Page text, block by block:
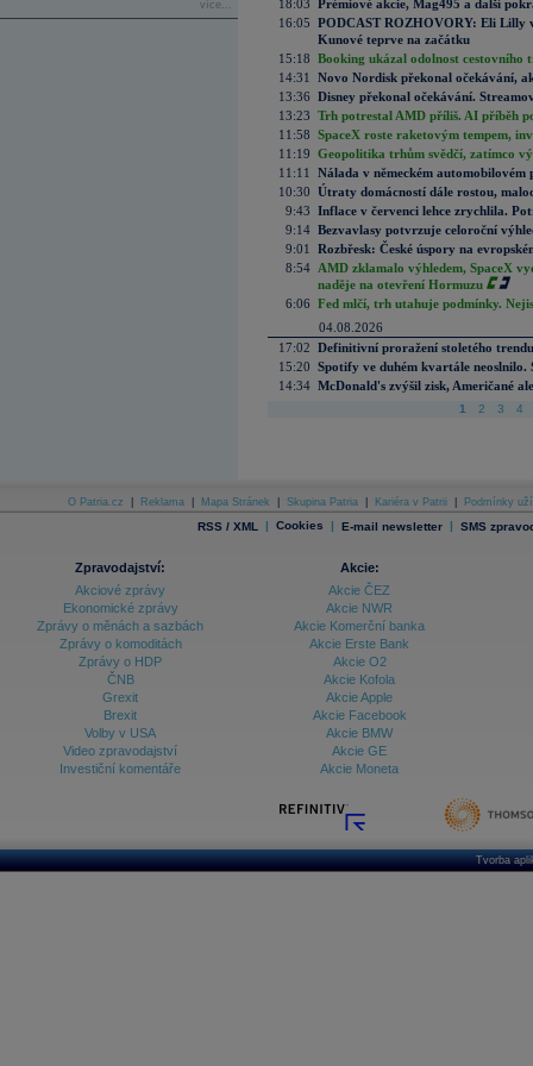
více...
18:03 Prémiové akcie, Mag495 a další
16:05 PODCAST ROZHOVORY: Eli Lilly
Kunové teprve na začátku
15:18 Booking ukázal odolnost cestovního
14:31
Novo Nordisk překonal očekávání,
13:36 Disney překonal očekávání.
13:23 Trh potrestal AMD příliš. AI příběh
11:58 SpaceX roste raketovým tempem,
11:19 Geopolitika trhům svědčí, zatímco
11:11
Nálada v německém automobilovém
10:30 Útraty domácností dále rostou,
9:43 Inflace v červenci lehce zrychlila.
9:14 Bezvavlasy potvrzuje celoroční
9:01
Rozbřesk: České úspory na
8:54 AMD zklamalo výhledem, SpaceX
naděje na otevření Hormuzu
6:06 Fed mlčí, trh utahuje podmínky.
04.08.2026
17:02 Definitivní proražení stoletého
15:20 Spotify ve duhém kvartále neoslnilo.
14:34 McDonald's zvýšil zisk, Američané
1 2 3 4
O Patria.cz Reklama Mapa Stránek Skupina Patria Kariéra v Patrii Podmínky
RSS / XML | Cookies | E-mail newsletter | SMS
Zpravodajství:
Akciové zprávy
Ekonomické zprávy
Zprávy o měnách a sazbách
Zprávy o komoditách
Zprávy o HDP
ČNB
Grexit
Brexit
Volby v USA
Video zpravodajství
Investiční komentáře
Akcie:
Akcie ČEZ
Akcie NWR
Akcie Komerční banka
Akcie Erste Bank
Akcie O2
Akcie Kofola
Akcie Apple
Akcie Facebook
Akcie BMW
Akcie GE
Akcie Moneta
Tvorba